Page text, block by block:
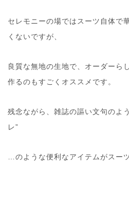
セレモニーの場ではスーツ自体で
くないですが、
良質な無地の生地で、オーダーら
作るのもすごくオススメです。
残念ながら、雑誌の謳い文句のよ
レ”
…のような便利なアイテムがスー